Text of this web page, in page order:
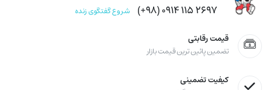
۲۶۹۷ ۱۱۵ ۰۹۱۴ (۹۸+) شروع گفتگوی زنده
قیمت رقابتی
تضمین پائین ترین قیمت بازار
کیفیت تضمینی